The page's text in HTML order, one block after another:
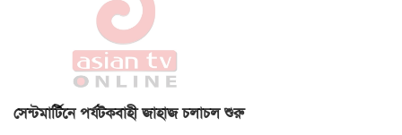
সেন্টমার্টিনে পর্যটকবাহী জাহাজ চলাচল শুরু